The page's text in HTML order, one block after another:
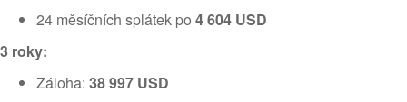
24 měsíčních splátek po 4 604 USD
3 roky:
Záloha: 38 997 USD